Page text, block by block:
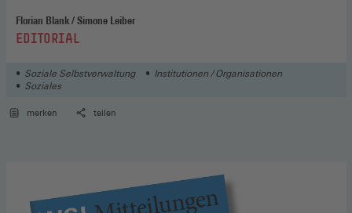
Florian Blank / Simone Leiber
:EDITORIAL
Soziale Selbstverwaltung
Institutionen / Organisationen
Soziales
merken teilen